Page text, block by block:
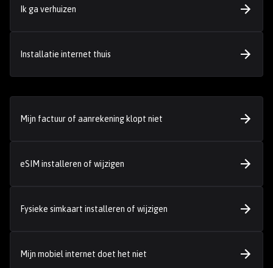
Ik ga verhuizen
Installatie internet thuis
Mijn factuur of aanrekening klopt niet
eSIM installeren of wijzigen
Fysieke simkaart installeren of wijzigen
Mijn mobiel internet doet het niet